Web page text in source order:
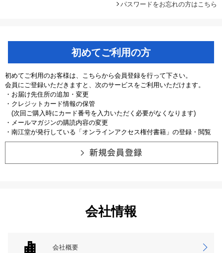
パスワードをお忘れの方はこちら
初めてご利用の方
初めてご利用のお客様は、こちらから会員登録を行って下さい。
会員にご登録いただきますと、次のサービスをご利用いただけます。
・お届け先住所の追加・変更
・クレジットカード情報の保管
(次回ご購入時にカード番号を入力いただく必要がなくなります)
・メールマガジンの購読内容の変更
・南江堂が発行している「オンラインアクセス権付書籍」の登録・閲覧
会社情報
会社概要